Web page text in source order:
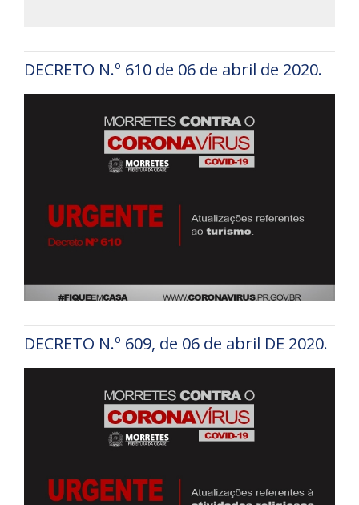
DECRETO N.º 610 de 06 de abril de 2020.
DECRETO N.º 609, de 06 de abril DE 2020.